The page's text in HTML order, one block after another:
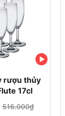
rượu thủy
17cl
516.000₫